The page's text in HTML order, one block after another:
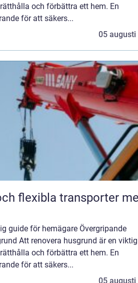
och förbättra ett hem. En
för att säkers...
05 augusti
flexibla transporter
guide för hemägare Övergripande
Att renovera husgrund är en
och förbättra ett hem. En
för att säkers...
05 augusti